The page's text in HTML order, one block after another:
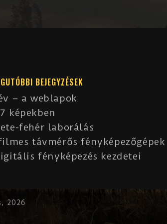
BEJEGYZÉSEK
– a weblapok
képekben
fehér laborálás
távmérős fényképezőgépek
fényképezés kezdetei
2026